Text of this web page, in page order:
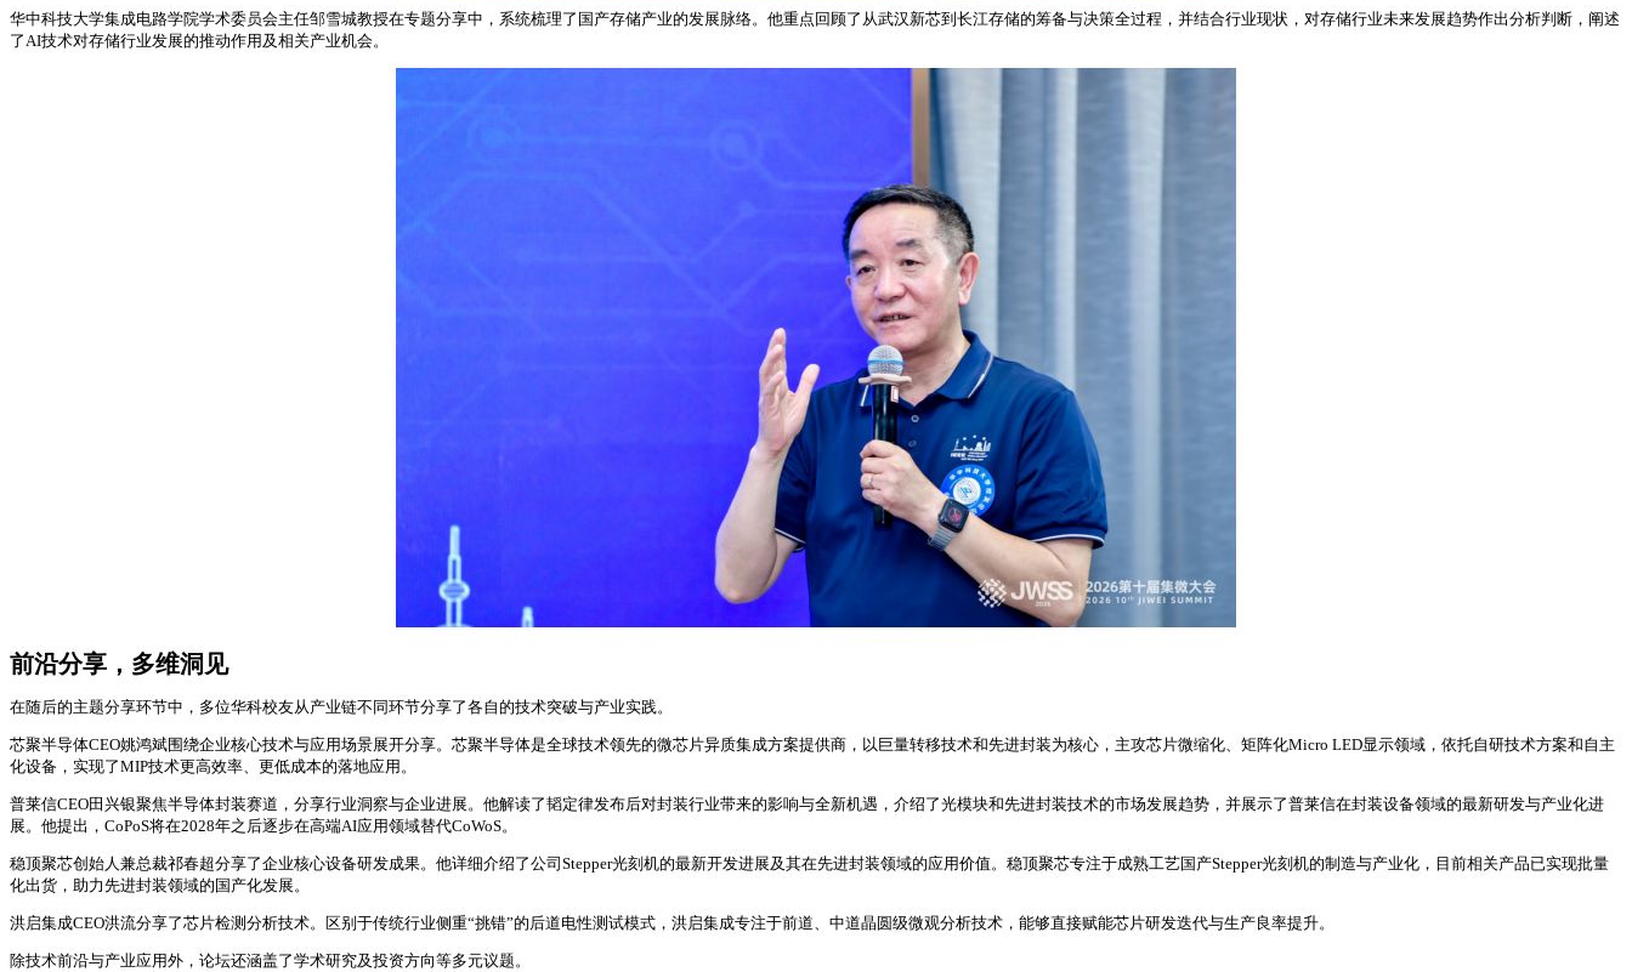
华中科技大学集成电路学院学术委员会主任邹雪城教授在专题分享中，系统梳理了国产存储产业的发展脉络。他重点回顾了从武汉新芯到长江存储的筹备与决策全过程，并结合行业现状，对存储行业未来发展趋势作出分析判断，阐述
了AI技术对存储行业发展的推动作用及相关产业机会。
前沿分享，多维洞见
在随后的主题分享环节中，多位华科校友从产业链不同环节分享了各自的技术突破与产业实践。
芯聚半导体CEO姚鸿斌围绕企业核心技术与应用场景展开分享。芯聚半导体是全球技术领先的微芯片异质集成方案提供商，以巨量转移技术和先进封装为核心，主攻芯片微缩化、矩阵化Micro LED显示领域，依托自研技术方案和自主
化设备，实现了MIP技术更高效率、更低成本的落地应用。
普莱信CEO田兴银聚焦半导体封装赛道，分享行业洞察与企业进展。他解读了韬定律发布后对封装行业带来的影响与全新机遇，介绍了光模块和先进封装技术的市场发展趋势，并展示了普莱信在封装设备领域的最新研发与产业化进
展。他提出，CoPoS将在2028年之后逐步在高端AI应用领域替代CoWoS。
稳顶聚芯创始人兼总裁祁春超分享了企业核心设备研发成果。他详细介绍了公司Stepper光刻机的最新开发进展及其在先进封装领域的应用价值。稳顶聚芯专注于成熟工艺国产Stepper光刻机的制造与产业化，目前相关产品已实现批量
化出货，助力先进封装领域的国产化发展。
洪启集成CEO洪流分享了芯片检测分析技术。区别于传统行业侧重“挑错”的后道电性测试模式，洪启集成专注于前道、中道晶圆级微观分析技术，能够直接赋能芯片研发迭代与生产良率提升。
除技术前沿与产业应用外，论坛还涵盖了学术研究及投资方向等多元议题。